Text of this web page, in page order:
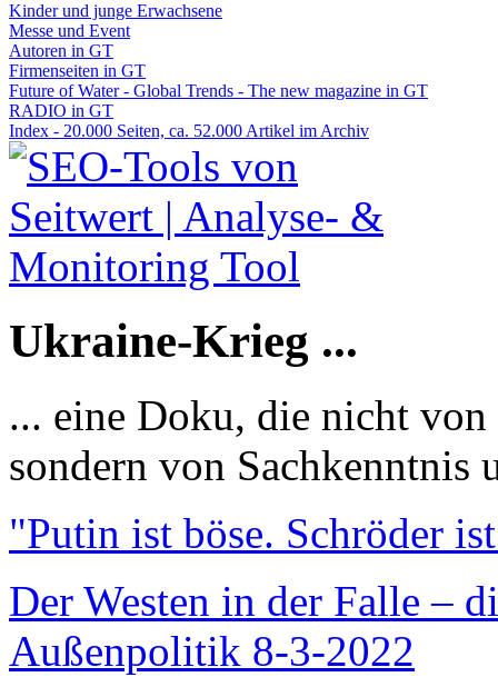
Kinder und junge Erwachsene
Messe und Event
Autoren in GT
Firmenseiten in GT
Future of Water - Global Trends - The new magazine in GT
RADIO in GT
Index - 20.000 Seiten, ca. 52.000 Artikel im Archiv
Ukraine-Krieg ...
... eine Doku, die nicht
sondern von Sachkenntnis
"Putin ist böse. Schröder
Der Westen in der Falle –
Außenpolitik 8-3-2022